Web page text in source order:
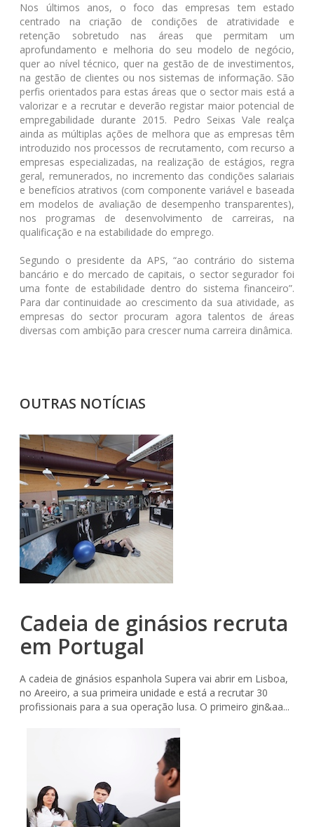
Nos últimos anos, o foco das empresas tem estado
centrado na criação de condições de atratividade e
retenção sobretudo nas áreas que permitam um
aprofundamento e melhoria do seu modelo de negócio,
quer ao nível técnico, quer na gestão de de investimentos,
na gestão de clientes ou nos sistemas de informação. São
perfis orientados para estas áreas que o sector mais está a
valorizar e a recrutar e deverão registar maior potencial de
empregabilidade durante 2015. Pedro Seixas Vale realça
ainda as múltiplas ações de melhora que as empresas têm
introduzido nos processos de recrutamento, com recurso a
empresas especializadas, na realização de estágios, regra
geral, remunerados, no incremento das condições salariais
e benefícios atrativos (com componente variável e baseada
em modelos de avaliação de desempenho transparentes),
nos programas de desenvolvimento de carreiras, na
qualificação e na estabilidade do emprego.
Segundo o presidente da APS, “ao contrário do sistema
bancário e do mercado de capitais, o sector segurador foi
uma fonte de estabilidade dentro do sistema financeiro”.
Para dar continuidade ao crescimento da sua atividade, as
empresas do sector procuram agora talentos de áreas
diversas com ambição para crescer numa carreira dinâmica.
OUTRAS NOTÍCIAS
Cadeia de ginásios recruta
em Portugal
A cadeia de ginásios espanhola Supera vai abrir em Lisboa,
no Areeiro, a sua primeira unidade e está a recrutar 30
profissionais para a sua operação lusa. O primeiro gin&aa...